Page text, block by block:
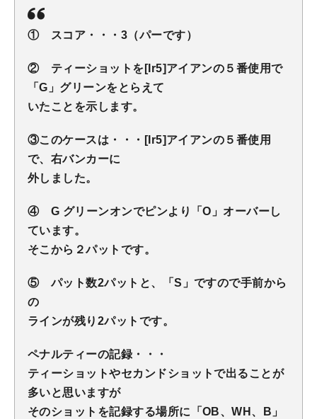
① スコア・・・3（パーです）
② ティーショットを[Ir5]アイアンの５番使用で
「G」グリーンをとらえて
いたことを示します。
③このケースは・・・[Ir5]アイアンの５番使用
で、右バンカーに
外しました。
④ G グリーンオンでピンより「O」オーバーし
ています。
そこから２パットです。
⑤ パット数2パットと、「S」ですので手前から
の
ラインが残り2パットです。
ペナルティーの記録・・・
ティーショットやセカンドショットで出ることが
多いと思いますが
そのショットを記録する場所に「OB、WH、B」